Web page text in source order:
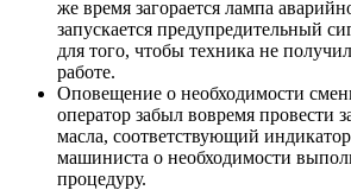
же время загорается лампа
запускается предупредительный
для того, чтобы техника не
работе.
Оповещение о необходимости
оператор забыл вовремя провести
масла, соответствующий
машиниста о необходимости
процедуру.